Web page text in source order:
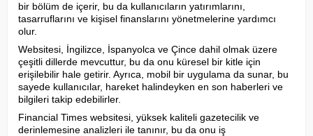
bir bölüm de içerir, bu da kullanıcıların yatırımlarını,
tasarruflarını ve kişisel finanslarını yönetmelerine yardımcı
olur.
Websitesi, İngilizce, İspanyolca ve Çince dahil olmak üzere
çeşitli dillerde mevcuttur, bu da onu küresel bir kitle için
erişilebilir hale getirir. Ayrıca, mobil bir uygulama da sunar, bu
sayede kullanıcılar, hareket halindeyken en son haberleri ve
bilgileri takip edebilirler.
Financial Times websitesi, yüksek kaliteli gazetecilik ve
derinlemesine analizleri ile tanınır, bu da onu iş